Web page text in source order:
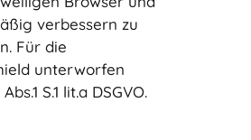
verbessern zu
Für die
unterworfen
S.1 lit.a DSGVO.